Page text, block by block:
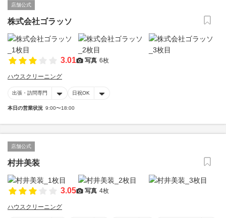
店舗公式
株式会社ゴラッソ
3.01 写真 6枚
ハウスクリーニング
出張・訪問専門 日祝OK
本日の営業状況 9:00〜18:00
店舗公式
村井美装
3.05 写真 4枚
ハウスクリーニング